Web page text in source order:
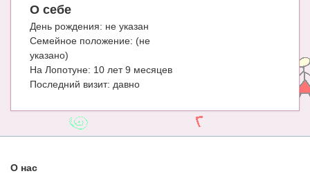
Сказки
ПСИХОЛОГИЯ
ЗДОРОВЬЕ
КОНКУРСЫ
БЛОГИ
О себе
День рождения: не указан
Семейное положение: (не
указано)
На Лопотуне: 10 лет 9 месяцев
Последний визит: давно
О нас